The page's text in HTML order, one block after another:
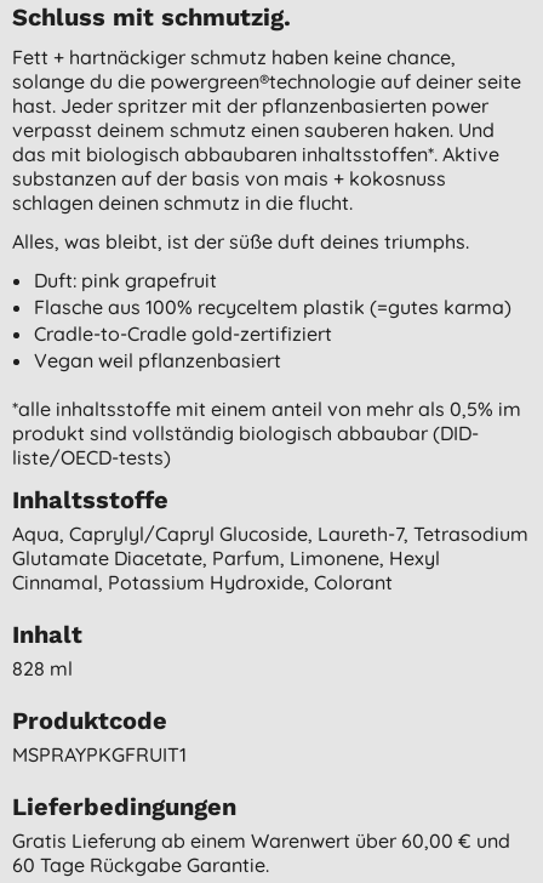
Schluss mit schmutzig.
Fett + hartnäckiger schmutz haben keine chance,
solange du die powergreen®technologie auf deiner seite
hast. Jeder spritzer mit der pflanzenbasierten power
verpasst deinem schmutz einen sauberen haken. Und
das mit biologisch abbaubaren inhaltsstoffen*. Aktive
substanzen auf der basis von mais + kokosnuss
schlagen deinen schmutz in die flucht.
Alles, was bleibt, ist der süße duft deines triumphs.
Duft: pink grapefruit
Flasche aus 100% recyceltem plastik (=gutes karma)
Cradle-to-Cradle gold-zertifiziert
Vegan weil pflanzenbasiert
*alle inhaltsstoffe mit einem anteil von mehr als 0,5% im
produkt sind vollständig biologisch abbaubar (DID-
liste/OECD-tests)
Inhaltsstoffe
Aqua, Caprylyl/capryl Glucoside, Laureth-7, Tetrasodium
Glutamate Diacetate, Parfum, Limonene, Hexyl
Cinnamal, Potassium Hydroxide, Colorant
Inhalt
828 ml
Produktcode
MSPRAYPKGFRUIT1
Lieferbedingungen
Gratis Lieferung ab einem Warenwert über 60,00 € und
60 Tage Rückgabe Garantie.